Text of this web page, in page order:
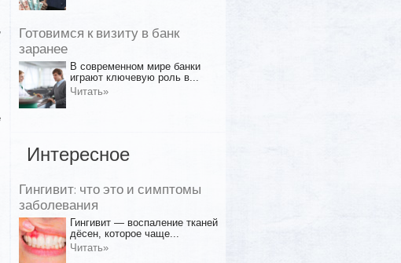
Готовимся к визиту в банк
заранее
В современном мире банки
играют ключевую роль в...
Читать»
Интересное
Гингивит: что это и симптомы
заболевания
Гингивит — воспаление тканей
дёсен, которое чаще...
Читать»